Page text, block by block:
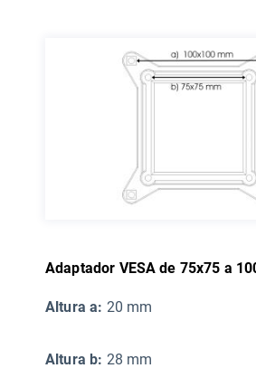
Adaptador VESA de 75x75 a
Altura a: 20 mm
Altura b: 28 mm